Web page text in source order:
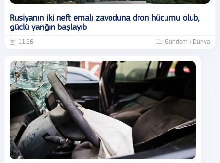
Rusiyanın iki neft emalı zavoduna dron hücumu olub,
güclü yanğın başlayıb
11:26 Gündəm / Dünya